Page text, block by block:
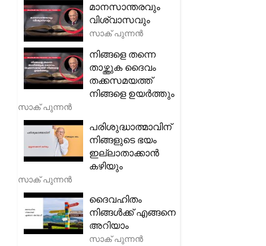
മാനസാന്തരവും
വിശ്വാസവും
സാക് പുന്നൻ
നിങ്ങളെ തന്നെ
താഴ്ത്തുക ദൈവം
തക്കസമയത്ത്
നിങ്ങളെ ഉയർത്തും
സാക് പുന്നൻ
പരിശുദ്ധാത്മാവിന്
നിങ്ങളുടെ ഭയം
ഇല്ലാതാക്കാൻ
കഴിയും
സാക് പുന്നൻ
ദൈവഹിതം
നിങ്ങൾക്ക് എങ്ങനെ
അറിയാം
സാക് പുന്നൻ